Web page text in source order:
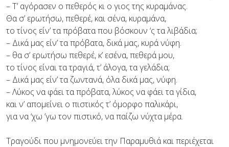
– Τ’ αγόρασεν ο πεθερός κι ο γιος της κυραμάνας.
Θα σ’ ερωτήσω, πεθερέ, και σένα, κυραμάνα,
το τίνος είν’ τα πρόβατα που βόσκουν ‘ς τα λιβάδια;
– Δικά μας είν’ τα πρόβατα, δικά μας, κυρά νύφη.
– θα σ’ ερωτήσω πεθερέ, κ’ εσένα, πεθερά μου,
το τίνος είναι τα τραγιά, τ’ άλογα, τα γελάδια;
– Δικά μας είν’ τα ζωντανά, όλα δικά μας, νύφη.
– Λύκος να φάει τα πρόβατα, λύκος να φάει τα γίδια,
και ν’ απομείνει ο πιστικός τ’ όμορφο παλικάρι,
για να ‘χω ’γω τον πιστικό, να παίζω νύχτα μέρα.
Τραγούδι που μνημονεύει την Παραμυθιά και περιέχεται